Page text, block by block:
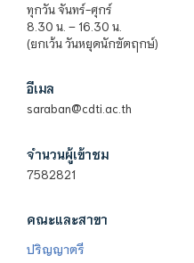
ทุกวัน จันทร์-ศุกร์
8.30 น. – 16.30 น.
(ยกเว้น วันหยุดนักขัตฤกษ์)
อีเมล
saraban@cdti.ac.th
จำนวนผู้เข้าชม
7582821
คณะและสาขา
ปริญญาตรี